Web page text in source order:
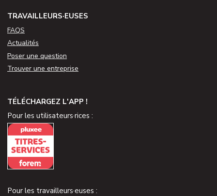
TRAVAILLEURS·EUSES
FAQS
Actualités
Poser une question
Trouver une entreprise
TÉLÉCHARGEZ L'APP !
Pour les utilisateurs·rices :
Pour les travailleurs·euses :